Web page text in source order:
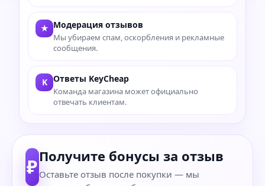
★ Модерация отзывов
Мы убираем спам, оскорбления и рекламные
сообщения.
K Ответы KeyCheap
Команда магазина может официально
отвечать клиентам.
₽Получите бонусы за отзыв
Оставьте отзыв после покупки — мы